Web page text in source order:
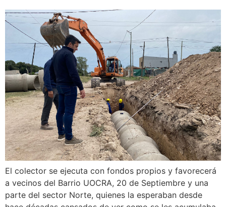
El colector se ejecuta con fondos propios y favorecerá
a vecinos del Barrio UOCRA, 20 de Septiembre y una
parte del sector Norte, quienes la esperaban desde